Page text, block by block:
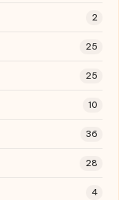
2
25
25
10
36
28
4